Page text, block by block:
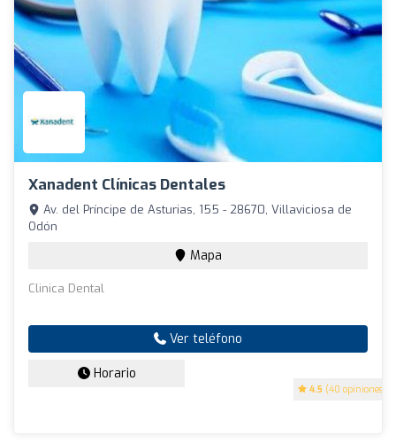
Xanadent Clínicas Dentales
4.5 (40 opiniones)
Av. del Príncipe de Asturias, 155 - 28670, Villaviciosa de
Odón
Mapa
Clinica Dental
Ver teléfono
Horario